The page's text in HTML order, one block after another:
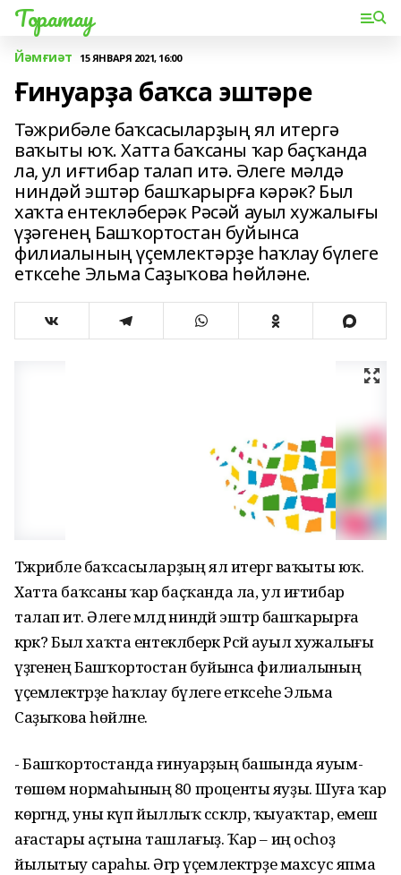
Торатау
Йәмғиәт 15 ЯНВАРЯ 2021, 16:00
Ғинуарҙа баҡса эштәре
Тәжрибәле баҡсасыларҙың ял итергә
ваҡыты юҡ. Хатта баҡсаны ҡар баҫҡанда
ла, ул иғтибар талап итә. Әлеге мәлдә
ниндәй эштәр башҡарырға кәрәк? Был
хаҡта ентекләберәк Рәсәй ауыл хужалығы
үҙәгенең Башҡортостан буйынса
филиалының үҫемлектәрҙе һаҡлау бүлеге
етксеһе Эльма Саҙыҡова һөйләне.
Тәжрибәле баҡсасыларҙың ял итергә ваҡыты юҡ.
Хатта баҡсаны ҡар баҫҡанда ла, ул иғтибар
талап итә. Әлеге мәлдә ниндәй эштәр башҡарырға
кәрәк? Был хаҡта ентекләберәк Рәсәй ауыл хужалығы
үҙәгенең Башҡортостан буйынса филиалының
үҫемлектәрҙе һаҡлау бүлеге етксеһе Эльма
Саҙыҡова һөйләне.
- Башҡортостанда ғинуарҙың башында яуым-
төшөм нормаһының 80 проценты яуҙы. Шуға ҡар
көрәгәндә, уны күп йыллыҡ сәскәләр, ҡыуаҡтар, емеш
ағастары аҫтына ташлағыҙ. Ҡар – иң осһоҙ
йылытыу сараһы. Әгәр үҫемлектәрҙе махсус япма